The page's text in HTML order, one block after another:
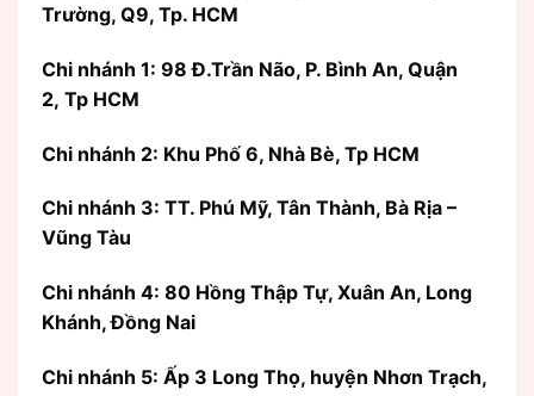
Trường, Q9, Tp. HCM
Chi nhánh 1: 98 Đ.Trần Não, P. Bình An, Quận
2, Tp HCM
Chi nhánh 2: Khu Phố 6, Nhà Bè, Tp HCM
Chi nhánh 3: TT. Phú Mỹ, Tân Thành, Bà Rịa –
Vũng Tàu
Chi nhánh 4: 80 Hồng Thập Tự, Xuân An, Long
Khánh, Đồng Nai
Chi nhánh 5: Ấp 3 Long Thọ, huyện Nhơn Trạch,